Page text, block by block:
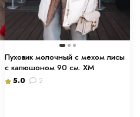
Пуховик молочный с мехом лисы
с капюшоном 90 см. ХМ
5.0 2